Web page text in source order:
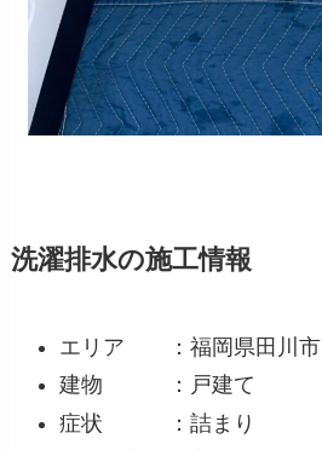
洗濯排水の施工情報
エリア ：福岡県田川市
建物 ：戸建て
症状 ：詰まり